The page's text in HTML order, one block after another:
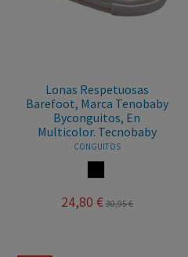
Lonas Respetuosas
Barefoot, Marca Tenobaby
Byconguitos, En
Multicolor. Tecnobaby
CONGUITOS
24,80 € 30,95 €